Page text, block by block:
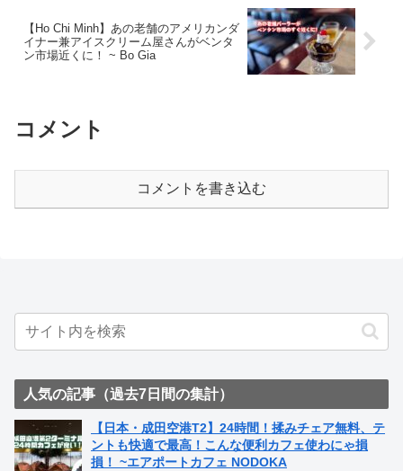
【Ho Chi Minh】あの老舗のアメリカンダ
イナー兼アイスクリーム屋さんがベンタ
ン市場近くに！ ~ Bo Gia
コメント
コメントを書き込む
人気の記事（過去7日間の集計）
【日本・成田空港T2】24時間！揉みチェア無料、テ
ントも快適で最高！こんな便利カフェ使わにゃ損
損！ ~エアポートカフェ NODOKA